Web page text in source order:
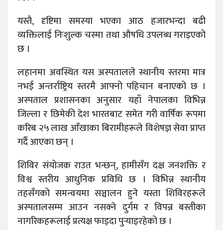
यस्तै, दृष्टिमा समस्या भएका आठ हजारभन्दा बढी
व्यक्तिलाई निःशुल्क चस्मा तथा औषधि उपलब्ध गराइएको
छ ।
लहानमा अवस्थित यस अस्पतालले स्थानीय स्तरमा मात्र
नभई अन्तर्राष्ट्रिय स्तरमै आफ्नो पहिचान बनाएको छ ।
अस्पताल प्रशासनका अनुसार यहाँ नेपालका विभिन्न
जिल्ला र छिमेकी देश भारतबाट समेत गरी वार्षिक रूपमा
करिब २५ लाख आँखाका बिरामीहरूले विशेषज्ञ सेवा प्राप्त
गर्दै आएका छन् ।
शिविर संयोजक राउत भन्छन्, हामीसँग दक्ष जनशक्ति र
विश्व स्तरीय आधुनिक प्रविधि छ । विभिन्न स्थानीय
तहसँगको समन्वयमा सञ्चालन हुने यस्ता शिविरहरूले
अस्पतालसम्म आउन नसक्ने दुर्गम र विपन्न बस्तीका
नागरिकहरूलाई प्रत्यक्ष फाइदा पुर्‍याइरहेको छ ।